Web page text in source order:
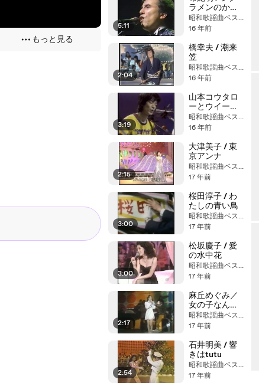
もっと見る
5:11
ラメンのかほ
り
昭和歌謡曲ベストヒット大全集
16 年前
2:04
橋幸夫 / 潮来
笠
昭和歌謡曲ベストヒット大全集
16 年前
3:19
山本コウタロ
ーとウイーク
エンド / 岬め
ぐり
昭和歌謡曲ベストヒット大全集
16 年前
2:15
大津美子 / 東
京アンナ
昭和歌謡曲ベストヒット大全集
17 年前
3:00
桜田淳子 / わ
たしの青い鳥
昭和歌謡曲ベストヒット大全集
17 年前
3:00
松坂慶子 / 愛
の水中花
昭和歌謡曲ベストヒット大全集
17 年前
2:17
麻丘めぐみ／
女の子なんだ
もん
昭和歌謡曲ベストヒット大全集
17 年前
2:54
石井明美 / 響
きはtutu
昭和歌謡曲ベストヒット大全集
17 年前